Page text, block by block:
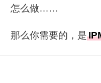
怎么做……
那么你需要的，是
更重要的是，你需要